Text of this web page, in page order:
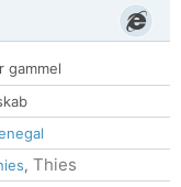
gammel
, Thies